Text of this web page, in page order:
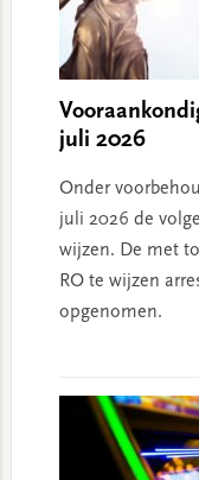
juli 2026
Onder
juli 2026 de
wijzen. De met
RO te wijzen
opgenomen.